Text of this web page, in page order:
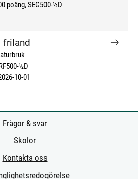
poäng SEG500-½D
friland
½D
10-01
Frågor & svar
Skolor
Kontakta oss